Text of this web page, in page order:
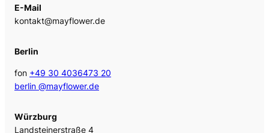
E-Mail
kontakt@mayflower.de
Berlin
fon +49 30 4036473 20
berlin @mayflower.de
Würzburg
Landsteinerstraße 4